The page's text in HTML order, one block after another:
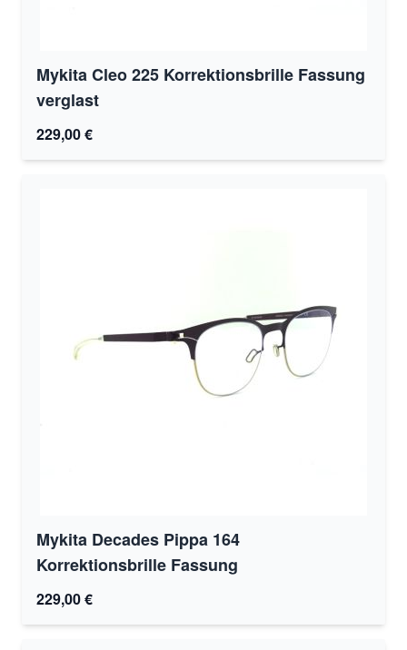
Mykita Cleo 225 Korrektionsbrille Fassung
verglast
229,00 €
Mykita Decades Pippa 164
Korrektionsbrille Fassung
229,00 €